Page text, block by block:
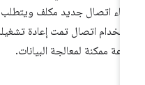
اتصال جديد مكلف ويتطلب
اتصال تمت إعادة تشغيله
ممكنة لمعالجة البيانات.